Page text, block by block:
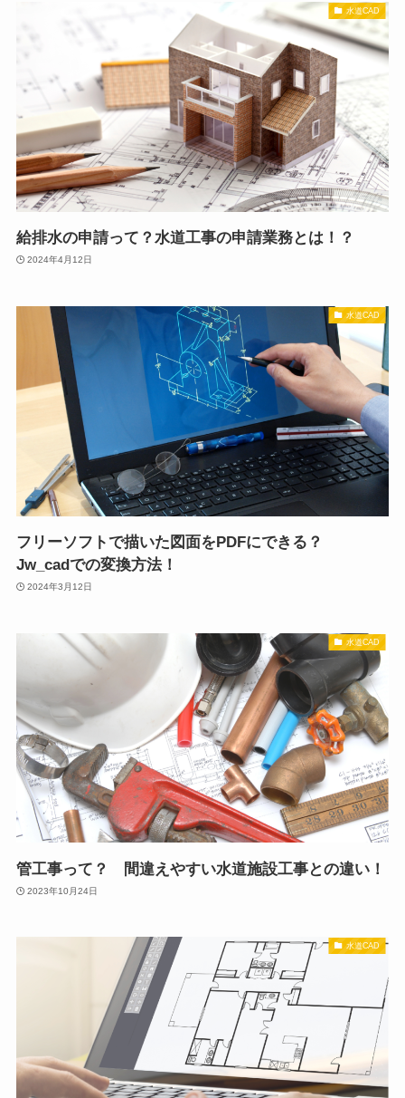
水道CAD
給排水の申請って？水道工事の申請業務とは！？
2024年4月12日
水道CAD
フリーソフトで描いた図面をPDFにできる？
Jw_cadでの変換方法！
2024年3月12日
水道CAD
管工事って？ 間違えやすい水道施設工事との違い！
2023年10月24日
水道CAD